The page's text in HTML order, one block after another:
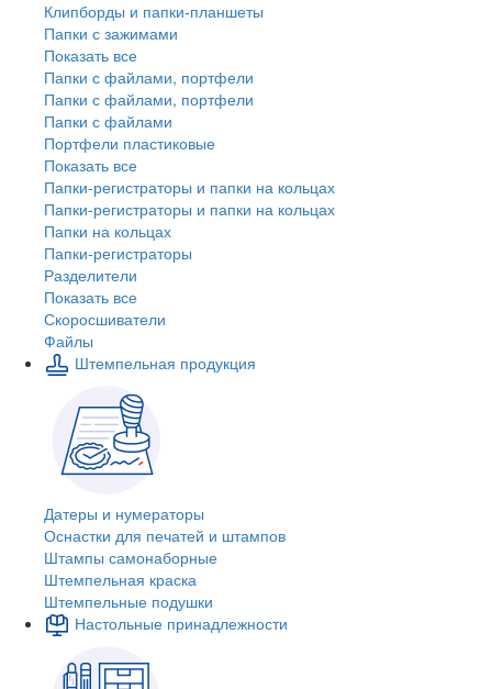
Клипборды и папки-планшеты
Папки с зажимами
Показать все
Папки с файлами, портфели
Папки с файлами, портфели
Папки с файлами
Портфели пластиковые
Показать все
Папки-регистраторы и папки на кольцах
Папки-регистраторы и папки на кольцах
Папки на кольцах
Папки-регистраторы
Разделители
Показать все
Скоросшиватели
Файлы
Штемпельная продукция
Датеры и нумераторы
Оснастки для печатей и штампов
Штампы самонаборные
Штемпельная краска
Штемпельные подушки
Настольные принадлежности